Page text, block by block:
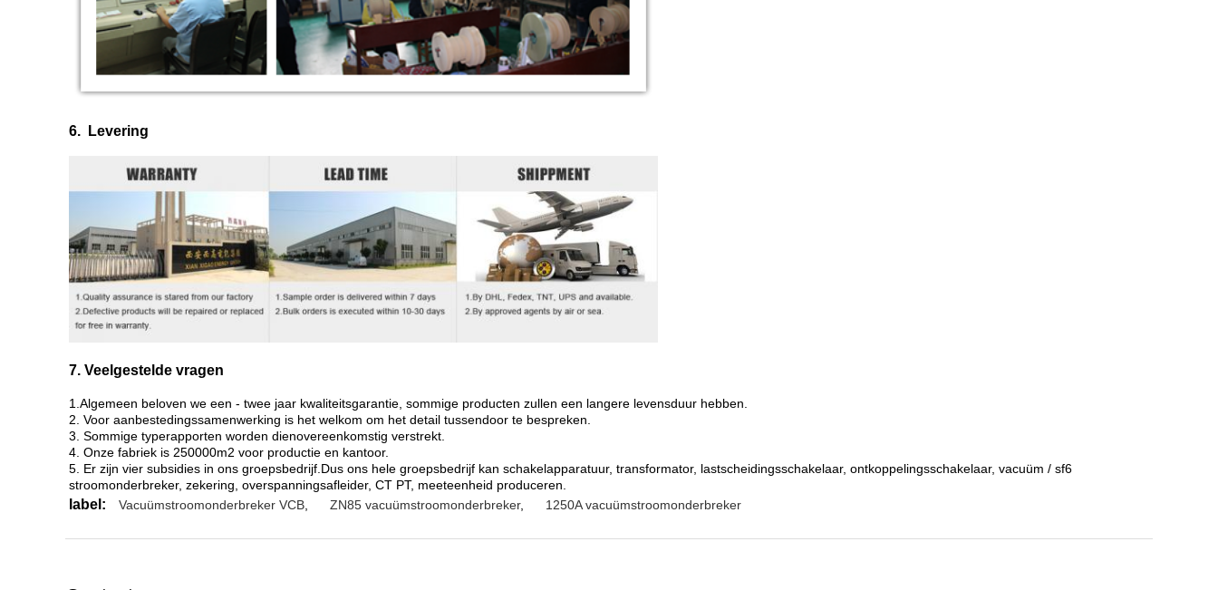
6. Levering
7. Veelgestelde vragen
1.Algemeen beloven we een - twee jaar kwaliteitsgarantie, sommige producten zullen een langere levensduur hebben.
2. Voor aanbestedingssamenwerking is het welkom om het detail tussendoor te bespreken.
3. Sommige typerapporten worden dienovereenkomstig verstrekt.
4. Onze fabriek is 250000m2 voor productie en kantoor.
5. Er zijn vier subsidies in ons groepsbedrijf.Dus ons hele groepsbedrijf kan schakelapparatuur, transformator, lastscheidingsschakelaar, ontkoppelingsschakelaar, vacuüm / sf6
stroomonderbreker, zekering, overspanningsafleider, CT PT, meeteenheid produceren.
label: Vacuümstroomonderbreker VCB ZN85 vacuümstroomonderbreker, 1250A vacuümstroomonderbreker